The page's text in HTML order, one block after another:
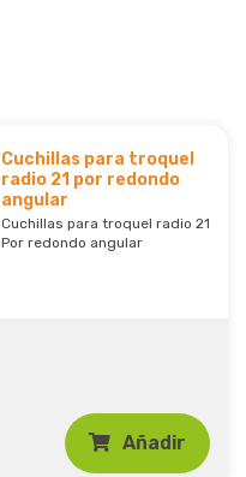
Cuchillas para troquel
radio 21 por redondo
angular
Cuchillas para troquel radio 21
Por redondo angular
Añadir